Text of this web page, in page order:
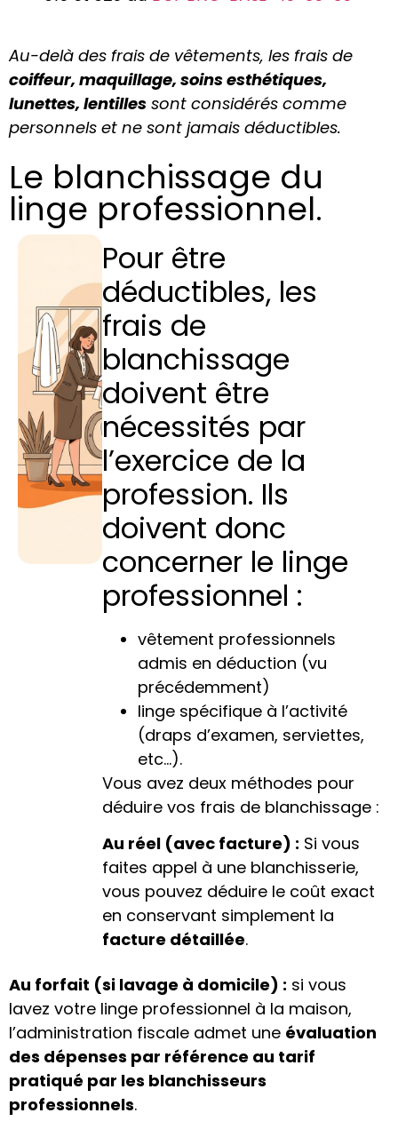
Au-delà des frais de vêtements, les frais de
coiffeur, maquillage, soins esthétiques,
lunettes, lentilles sont considérés comme
personnels et ne sont jamais déductibles.
Le blanchissage du
linge professionnel.
Pour être
déductibles, les
frais de
blanchissage
doivent être
nécessités par
l’exercice de la
profession. Ils
doivent donc
concerner le linge
professionnel :
vêtement professionnels
admis en déduction (vu
précédemment)
linge spécifique à l’activité
(draps d’examen, serviettes,
etc…).
Vous avez deux méthodes pour
déduire vos frais de blanchissage :
Au réel (avec facture) : Si vous
faites appel à une blanchisserie,
vous pouvez déduire le coût exact
en conservant simplement la
facture détaillée.
Au forfait (si lavage à domicile) : si vous
lavez votre linge professionnel à la maison,
l’administration fiscale admet une évaluation
des dépenses par référence au tarif
pratiqué par les blanchisseurs
professionnels.